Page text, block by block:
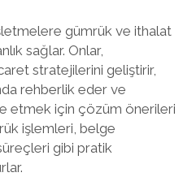
gümrük ve ithalat
sağlar. Onlar,
stratejilerini geliştirir,
rehberlik eder ve
etmek için çözüm önerileri
işlemleri, belge
gibi pratik